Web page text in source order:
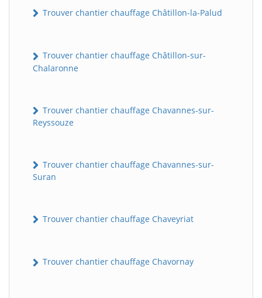
Trouver chantier chauffage Châtillon-la-Palud
Trouver chantier chauffage Châtillon-sur-
Chalaronne
Trouver chantier chauffage Chavannes-sur-
Reyssouze
Trouver chantier chauffage Chavannes-sur-
Suran
Trouver chantier chauffage Chaveyriat
Trouver chantier chauffage Chavornay